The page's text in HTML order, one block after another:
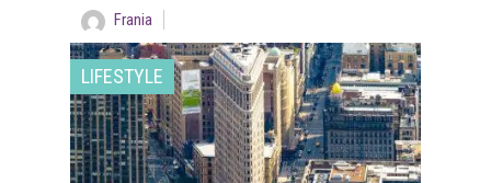
Frania
LIFESTYLE